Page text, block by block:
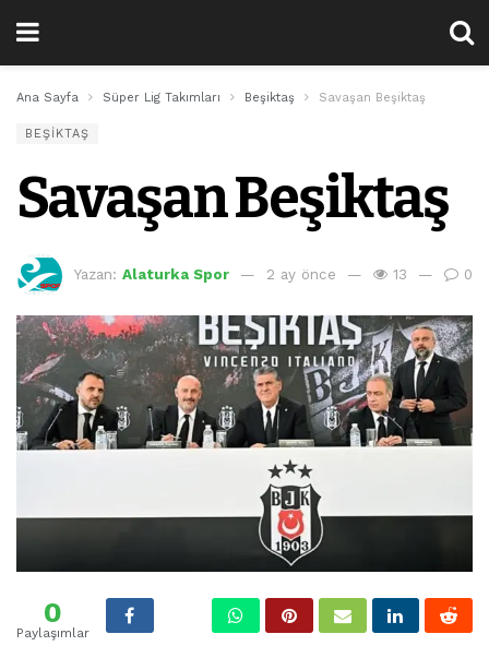
Ana Sayfa Süper Lig Takımları Beşiktaş Savaşan Beşiktaş
BEŞIKTAŞ
Savaşan Beşiktaş
Yazan: Alaturka Spor 2 ay önce 13 0
0
Paylaşımlar